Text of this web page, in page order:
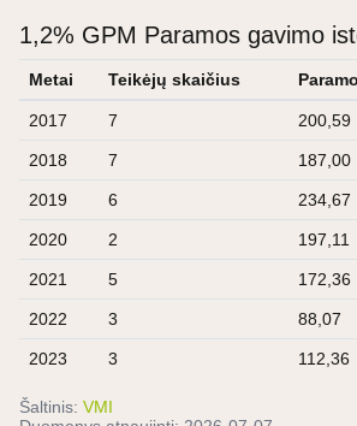
1,2% GPM Paramos gavimo
Metai Teikėjų skaičius
2017 7 200,59
2018 7 187,00
2019 6 234,67
2020 2 197,11
2021 5 172,36
2022 3 88,07
2023 3 112,36
Šaltinis: VMI